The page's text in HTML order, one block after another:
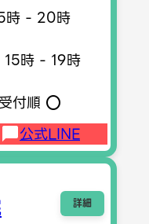
時 - 20時
時 - 19時
付順 ⭕️
公式LINE
詳細